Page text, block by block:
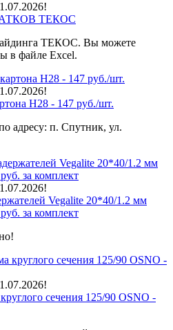
ТЕКОС
ТЕКОС. Вы можете
в файле Excel.
H28 - 147 руб./шт.
адресу: п. Спутник, ул.
Vegalite 20*40/1.2 мм
за комплект
сечения 125/90 OSNO -